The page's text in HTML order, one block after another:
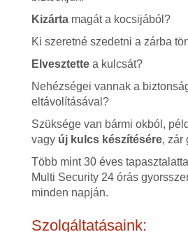
Kizártamagát a kocsijából?
Ki szeretné szedetni a zárba
Elvesztettea kulcsát?
Nehézségei vannak a
eltávolításával?
Szüksége van bármi okból,
vagy új kulcs készítésére, zár
Több mint 30 éves
Multi Security 24 órás
minden napján.
Szolgáltatásaink: